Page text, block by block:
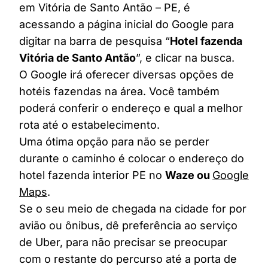
em Vitória de Santo Antão – PE, é
acessando a página inicial do Google para
digitar na barra de pesquisa “Hotel fazenda
Vitória de Santo Antão”, e clicar na busca.
O Google irá oferecer diversas opções de
hotéis fazendas na área. Você também
poderá conferir o endereço e qual a melhor
rota até o estabelecimento.
Uma ótima opção para não se perder
durante o caminho é colocar o endereço do
hotel fazenda interior PE no Waze ou Google
Maps.
Se o seu meio de chegada na cidade for por
avião ou ônibus, dê preferência ao serviço
de Uber, para não precisar se preocupar
com o restante do percurso até a porta de